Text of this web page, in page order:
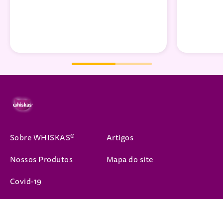
Sobre WHISKAS®
Artigos
Nossos Produtos
Mapa do site
Covid-19